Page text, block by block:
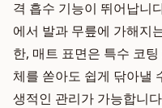
격 흡수 기능이 뛰어납니
에서 발과 무릎에 가해지
한, 매트 표면은 특수 코
체를 쏟아도 쉽게 닦아낼
생적인 관리가 가능합니